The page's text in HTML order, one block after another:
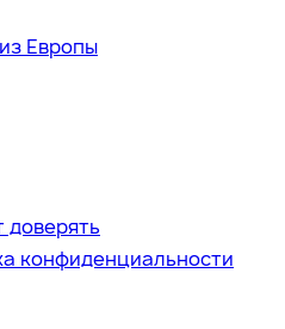
Европы
доверять
конфиденциальности